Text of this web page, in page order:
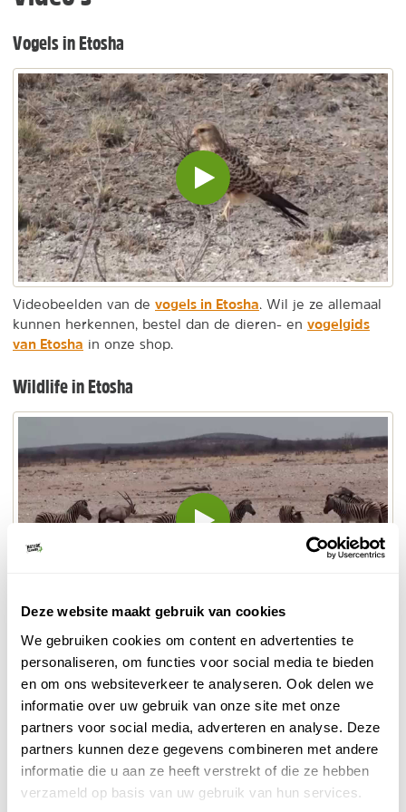
Deze website maakt gebruik van cookies
We gebruiken cookies om content en advertenties te
personaliseren, om functies voor social media te bieden
en om ons websiteverkeer te analyseren. Ook delen we
informatie over uw gebruik van onze site met onze
partners voor social media, adverteren en analyse. Deze
partners kunnen deze gegevens combineren met andere
informatie die u aan ze heeft verstrekt of die ze hebben
verzameld op basis van uw gebruik van hun services.
Vogels in Etosha
Video
inladen
en
afspelen
Videobeelden van de vogels in Etosha . Wil je ze allemaal
kunnen herkennen, bestel dan de dieren- en vogelgids
van Etosha in onze shop.
Wildlife in Etosha
Video
Bekijk de vele dieren in dit filmpje van Etosha National
Park: olifanten, neushoorns, giraffen, leeuwen, cheeta's,
zebra's, wildebeesten, hartebeesten, struisvogels en zoveel
meer dieren.
Deel deze pagina! DELEN OP FACEBOOK
DELEN OP XDELEN VIA DE MAIL
DELEN OP PINTEREST
DELEN OP